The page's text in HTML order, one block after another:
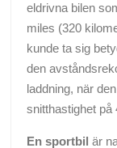
eldrivna bilen
miles (320
kunde ta sig
den
laddning, när
snitthastighet på
En sportbil är